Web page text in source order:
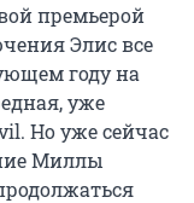
премьерой
Элис все
году на
уже
Но уже сейчас
Миллы